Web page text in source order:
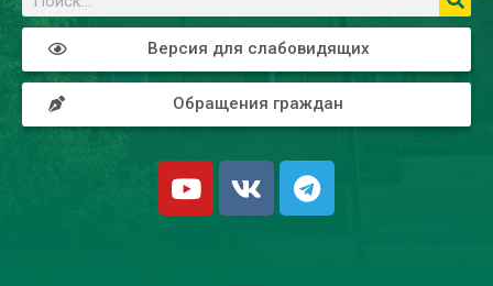
Версия для слабовидящих
Обращения граждан